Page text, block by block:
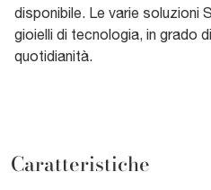
disponibile. Le varie soluzioni
gioielli di tecnologia, in grado
quotidianità.
Caratteristiche